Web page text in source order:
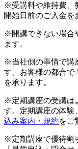
※受講料や維持費、
開始日前のご入金を
※開講できない場合
ます。
※当社側の事情で講
す。お客様の都合で
を承ります。
※定期講座の受講は
す。定期講座の体験
込み案内・規約をご
※定期講座で優待割